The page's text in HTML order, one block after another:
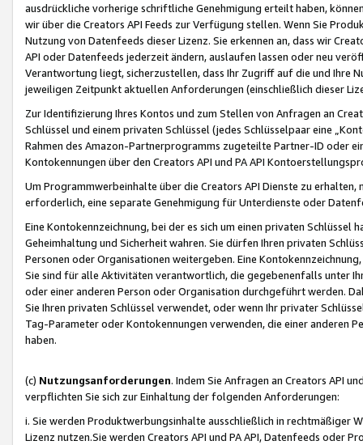
ausdrückliche vorherige schriftliche Genehmigung erteilt haben,
wir über die Creators API Feeds zur Verfügung stellen. Wenn Sie
Nutzung von Datenfeeds dieser Lizenz. Sie erkennen an, dass wir
API oder Datenfeeds jederzeit ändern, auslaufen lassen oder neu
Verantwortung liegt, sicherzustellen, dass Ihr Zugriff auf die und Ihre
jeweiligen Zeitpunkt aktuellen Anforderungen (einschließlich dieser
Zur Identifizierung Ihres Kontos und zum Stellen von Anfragen an
Schlüssel und einem privaten Schlüssel (jedes Schlüsselpaar eine
Rahmen des Amazon-Partnerprogramms zugeteilte Partner-ID oder
Kontokennungen über den Creators API und PA API
Um Programmwerbeinhalte über die Creators API Dienste zu
erforderlich, eine separate Genehmigung für Unterdienste oder
Eine Kontokennzeichnung, bei der es sich um einen privaten
Geheimhaltung und Sicherheit wahren. Sie dürfen Ihren privaten
Personen oder Organisationen weitergeben. Eine
Sie sind für alle Aktivitäten verantwortlich, die gegebenenfalls unter
oder einer anderen Person oder Organisation durchgeführt werden.
Sie Ihren privaten Schlüssel verwendet, oder wenn Ihr privater
Tag-Parameter oder Kontokennungen verwenden, die einer anderen
haben.
(c) Nutzungsanforderungen. Indem Sie Anfragen an Creators API
verpflichten Sie sich zur Einhaltung der folgenden Anforderungen:
i. Sie werden Produktwerbungsinhalte ausschließlich in rechtmäßiger
Lizenz nutzen.Sie werden Creators API und PA API, Datenfeeds oder